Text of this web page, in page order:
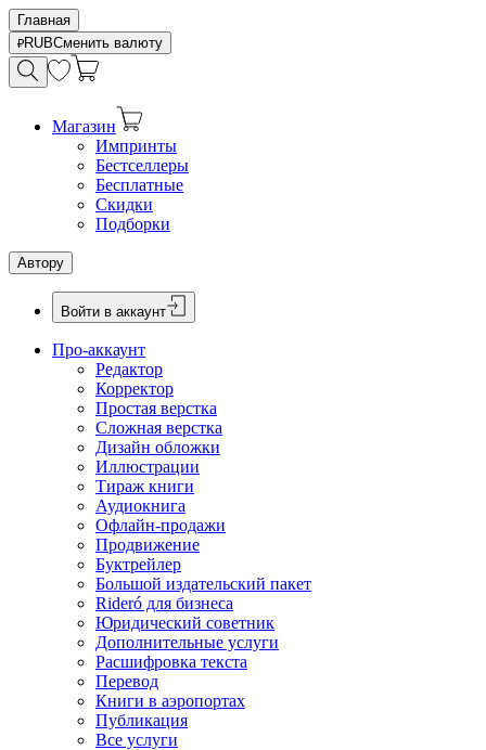
Главная
RUBСменить валюту
Магазин
Импринты
Бестселлеры
Бесплатные
Скидки
Подборки
Автору
Войти в аккаунт
Про-аккаунт
Редактор
Корректор
Простая верстка
Сложная верстка
Дизайн обложки
Иллюстрации
Тираж книги
Аудиокнига
Офлайн-продажи
Продвижение
Буктрейлер
Большой издательский пакет
Rideró для бизнеса
Юридический советник
Дополнительные услуги
Расшифровка текста
Перевод
Книги в аэропортах
Публикация
Все услуги